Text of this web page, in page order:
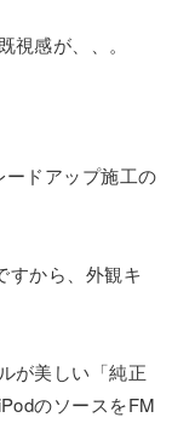
感が、、。
ドアップ施工の
すから、外観キ
が美しい「純正
のソースをFM